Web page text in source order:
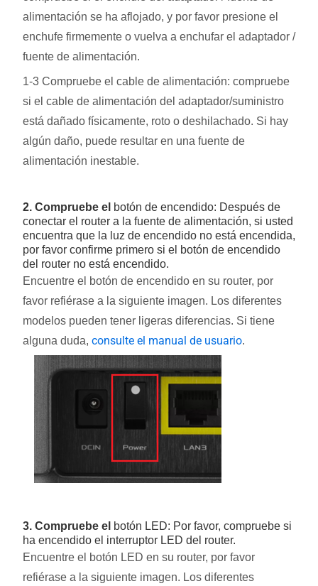
alimentación se ha aflojado, y por favor presione el
enchufe firmemente o vuelva a enchufar el adaptador /
fuente de alimentación.
1-3 Compruebe el cable de alimentación: compruebe
si el cable de alimentación del adaptador/suministro
está dañado físicamente, roto o deshilachado. Si hay
algún daño, puede resultar en una fuente de
alimentación inestable.
2. Compruebe el botón de encendido: Después de
conectar el router a la fuente de alimentación, si usted
encuentra que la luz de encendido no está encendida,
por favor confirme primero si el botón de encendido
del router no está encendido.
Encuentre el botón de encendido en su router, por
favor refiérase a la siguiente imagen. Los diferentes
modelos pueden tener ligeras diferencias. Si tiene
alguna duda, consulte el manual de usuario.
3. Compruebe el botón LED: Por favor, compruebe si
ha encendido el interruptor LED del router.
Encuentre el botón LED en su router, por favor
refiérase a la siguiente imagen. Los diferentes